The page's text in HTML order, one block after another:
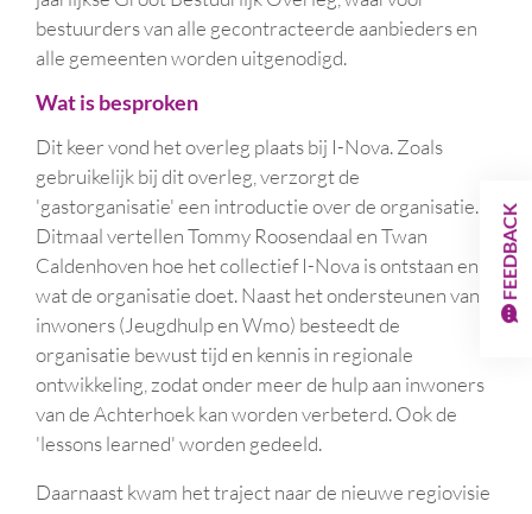
bestuurders van alle gecontracteerde aanbieders en
alle gemeenten worden uitgenodigd.
Wat is besproken
Dit keer vond het overleg plaats bij I-Nova. Zoals
gebruikelijk bij dit overleg, verzorgt de
'gastorganisatie' een introductie over de organisatie.
Ditmaal vertellen Tommy Roosendaal en Twan
Caldenhoven hoe het collectief I-Nova is ontstaan en
wat de organisatie doet. Naast het ondersteunen van
inwoners (Jeugdhulp en Wmo) besteedt de
organisatie bewust tijd en kennis in regionale
ontwikkeling, zodat onder meer de hulp aan inwoners
van de Achterhoek kan worden verbeterd. Ook de
'lessons learned' worden gedeeld.
Daarnaast kwam het traject naar de nieuwe regiovisie
FEEDBACK